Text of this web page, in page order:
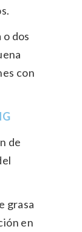
dos
con
de
grasa
en